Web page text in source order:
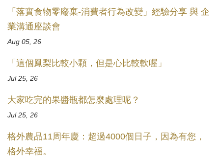
「落實食物零廢棄-消費者行為改變」經驗分享 與 企
業溝通座談會
Aug 05, 26
「這個鳳梨比較小顆，但是心比較軟喔」
Jul 25, 26
大家吃完的果醬瓶都怎麼處理呢？
Jul 25, 26
格外農品11周年慶：超過4000個日子，因為有您，
格外幸福。